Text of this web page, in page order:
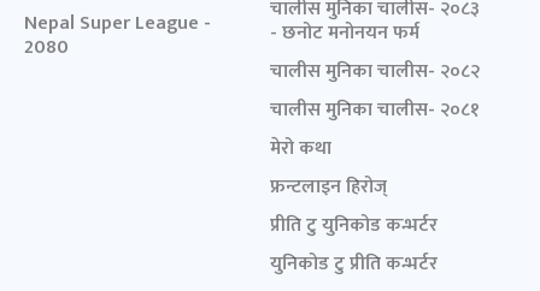
Nepal Super League -
2080
चालीस मुनिका चालीस- २०८३
- छनोट मनोनयन फर्म
चालीस मुनिका चालीस- २०८२
चालीस मुनिका चालीस- २०८१
मेरो कथा
फ्रन्टलाइन हिरोज्
प्रीति टु युनिकोड कन्भर्टर
युनिकोड टु प्रीति कन्भर्टर